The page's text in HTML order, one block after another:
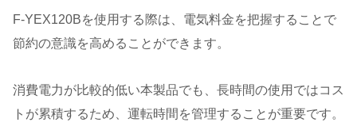
F-YEX120Bを使用する際は、電気料金を把握することで
節約の意識を高めることができます。
消費電力が比較的低い本製品でも、長時間の使用ではコス
トが累積するため、運転時間を管理することが重要です。